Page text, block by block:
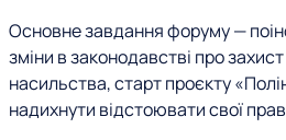
Основне завдання форуму —
зміни в законодавстві про
насильства, старт проєкту
надихнути відстоювати свої